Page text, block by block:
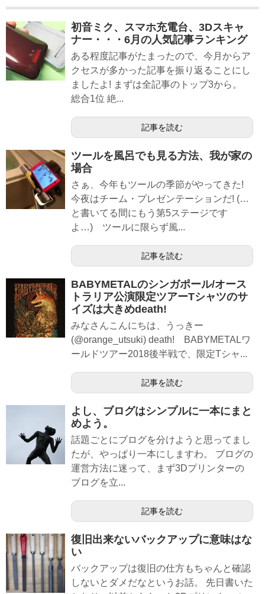
初音ミク、スマホ充電台、3Dスキャ
ナー・・・6月の人気記事ランキング
ある程度記事がたまったので、今月からア
クセスが多かった記事を振り返ることにし
ましたよ! まずは全記事のトップ3から。
総合1位 絶...
記事を読む
ツールを風呂でも見る方法、我が家の
場合
さぁ、今年もツールの季節がやってきた!
今夜はチーム・プレゼンテーションだ! (…
と書いてる間にもう第5ステージです
よ…) ツールに限らず風...
記事を読む
BABYMETALのシンガポール/オース
トラリア公演限定ツアーTシャツのサ
イズは大きめdeath!
みなさんこんにちは、うっきー
(@orange_utsuki) death! BABYMETALワ
ールドツアー2018後半戦で、限定Tシャ...
記事を読む
よし、ブログはシンプルに一本にまと
めよう。
話題ごとにブログを分けようと思ってまし
たが、やっぱり一本にしますわ。 ブログの
運営方法に迷って、まず3Dプリンターの
ブログを立...
記事を読む
復旧出来ないバックアップに意味はな
い
バックアップは復旧の仕方もちゃんと確認
しないとダメだなというお話。 先日書いた